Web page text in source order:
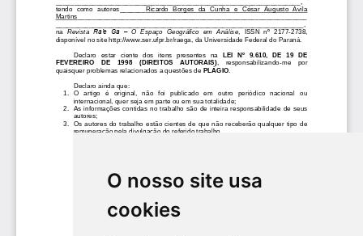
O nosso site usa
cookies